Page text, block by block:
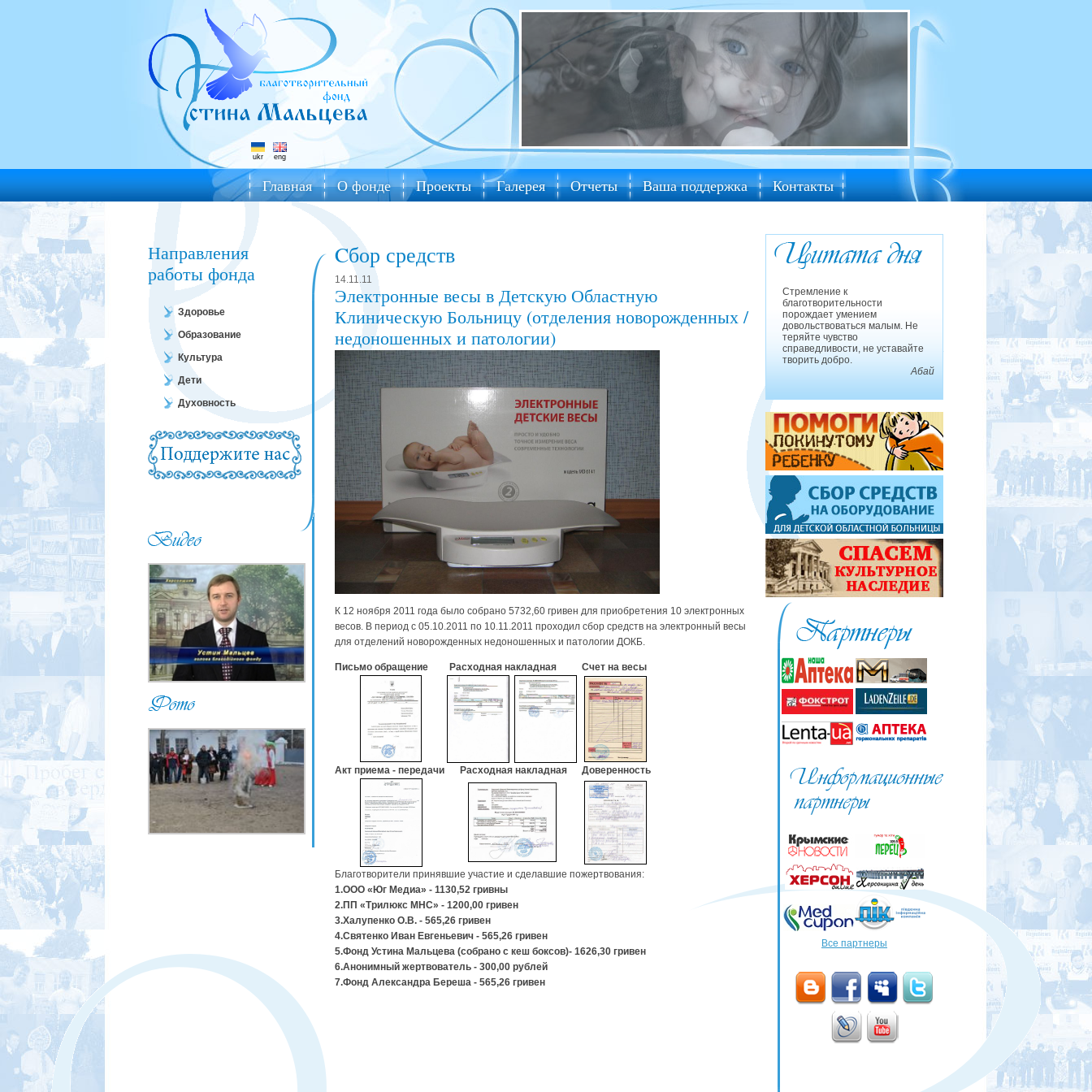
ukr eng
Главная О фонде Проекты Галерея Отчеты Ваша поддержка Контакты
Направления
работы фонда
Здоровье
Образование
Культура
Дети
Духовность
Cбор средств
14.11.11
Электронные весы в Детскую Областную
Клиническую Больницу (отделения новорожденных /
недоношенных и патологии)
К 12 ноября 2011 года было собрано 5732,60 гривен для приобретения 10 электронных
весов. В период с 05.10.2011 по 10.11.2011 проходил сбор средств на электронный весы
для отделений новорожденных недоношенных и патологии ДОКБ.
Письмо обращение Расходная накладная Счет на весы
Акт приема - передачи Расходная накладная Доверенность
Благотворители принявшие участие и сделавшие пожертвования:
1.ООО «Юг Медиа» - 1130,52 гривны
2.ПП «Трилюкс МНС» - 1200,00 гривен
3.Халупенко О.В. - 565,26 гривен
4.Святенко Иван Евгеньевич - 565,26 гривен
5.Фонд Устина Мальцева (собрано с кеш боксов)- 1626,30 гривен
6.Анонимный жертвователь - 300,00 рублей
7.Фонд Александра Береша - 565,26 гривен
Стремление к
благотворительности
порождает умением
довольствоваться малым. Не
теряйте чувство
справедливости, не уставайте
творить добро.
Абай
Все партнеры